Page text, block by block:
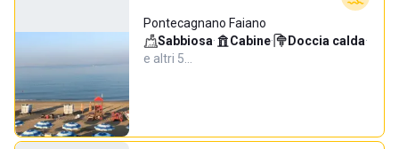
Pontecagnano Faiano
Sabbiosa· Cabine· Doccia calda·
e altri 5…